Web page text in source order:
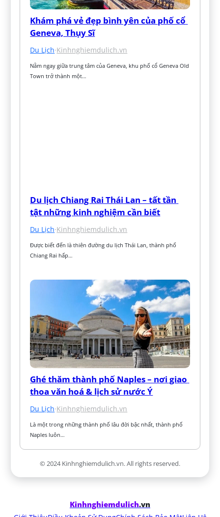
Khám phá vẻ đẹp bình yên của phố cổ
Geneva, Thụy Sĩ
Du Lịch·Kinhnghiemdulich.vn
Nằm ngay giữa trung tâm của Geneva, khu phố cổ Geneva Old
Town trở thành một…
Du lịch Chiang Rai Thái Lan – tất tần
tật những kinh nghiệm cần biết
Du Lịch·Kinhnghiemdulich.vn
Được biết đến là thiên đường du lịch Thái Lan, thành phố
Chiang Rai hấp…
Ghé thăm thành phố Naples – nơi giao
thoa văn hoá & lịch sử nước Ý
Du Lịch·Kinhnghiemdulich.vn
Là một trong những thành phố lâu đời bậc nhất, thành phố
Naples luôn…
© 2024 Kinhnghiemdulich.vn. All rights reserved.
Kinhnghiemdulich.vn